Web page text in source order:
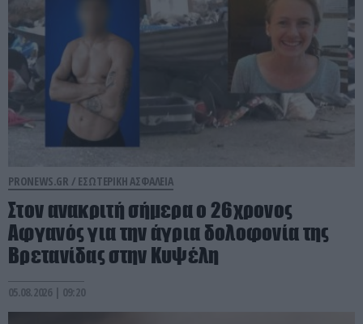
PRONEWS.GR / ΕΣΩΤΕΡΙΚΗ ΑΣΦΑΛΕΙΑ
Στον ανακριτή σήμερα ο 26χρονος
Αφγανός για την άγρια δολοφονία της
Βρετανίδας στην Κυψέλη
05.08.2026 | 09:20